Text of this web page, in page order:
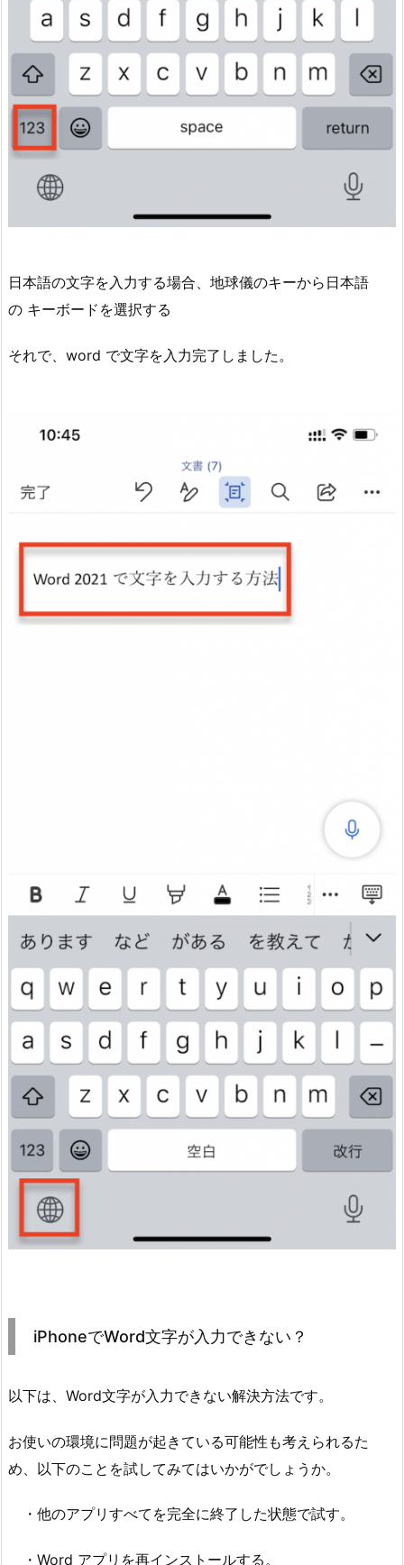
日本語の文字を入力する場合、地球儀のキーから日本語
の キーボードを選択する
それで、word で文字を入力完了しました。
iPhoneでWord文字が入力できない？
以下は、Word文字が入力できない解決方法です。
お使いの環境に問題が起きている可能性も考えられるた
め、以下のことを試してみてはいかがでしょうか。
・他のアプリすべてを完全に終了した状態で試す。
・Word アプリを再インストールする。